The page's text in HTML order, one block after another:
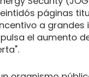
páginas
a grandes
el aumento